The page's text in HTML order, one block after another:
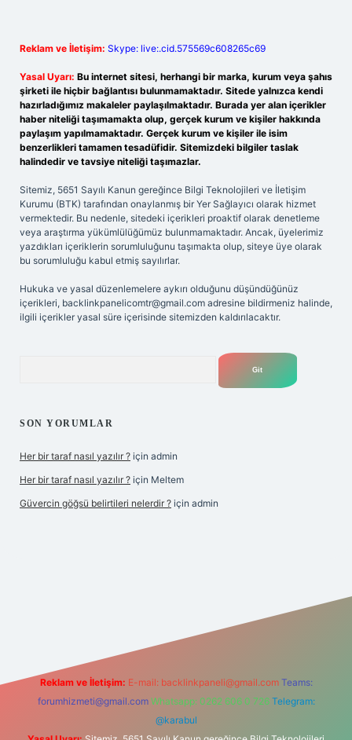
Reklam ve İletişim: Skype: live:.cid.575569c608265c69
Yasal Uyarı: Bu internet sitesi, herhangi bir marka, kurum veya şahıs
şirketi ile hiçbir bağlantısı bulunmamaktadır. Sitede yalnızca kendi
hazırladığımız makaleler paylaşılmaktadır. Burada yer alan içerikler
haber niteliği taşımamakta olup, gerçek kurum ve kişiler hakkında
paylaşım yapılmamaktadır. Gerçek kurum ve kişiler ile isim
benzerlikleri tamamen tesadüfidir. Sitemizdeki bilgiler taslak
halindedir ve tavsiye niteliği taşımazlar.
Sitemiz, 5651 Sayılı Kanun gereğince Bilgi Teknolojileri ve İletişim
Kurumu (BTK) tarafından onaylanmış bir Yer Sağlayıcı olarak hizmet
vermektedir. Bu nedenle, sitedeki içerikleri proaktif olarak denetleme
veya araştırma yükümlülüğümüz bulunmamaktadır. Ancak, üyelerimiz
yazdıkları içeriklerin sorumluluğunu taşımakta olup, siteye üye olarak
bu sorumluluğu kabul etmiş sayılırlar.
Hukuka ve yasal düzenlemelere aykırı olduğunu düşündüğünüz
içerikleri, backlinkpanelicomtr@gmail.com adresine bildirmeniz halinde,
ilgili içerikler yasal süre içerisinde sitemizden kaldırılacaktır.
SON YORUMLAR
Her bir taraf nasıl yazılır ? için admin
Her bir taraf nasıl yazılır ? için Meltem
Güvercin göğsü belirtileri nelerdir ? için admin
Reklam ve İletişim: E-mail: backlinkpaneli@gmail.com Teams:
forumhizmeti@gmail.com Whatsapp: 0262 606 0 726 Telegram:
@karabul